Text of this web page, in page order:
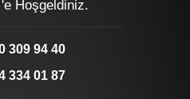
Hoşgeldiniz.
309 94 40
334 01 87